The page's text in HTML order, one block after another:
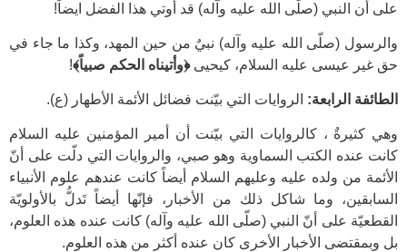
على أن النبي (صلّى الله عليه وآله) قد أوتي هذا الفضل ايضاً!
والرسول (صلّى الله عليه وآله) نبيٌ من حين المهد، وكذا ما جاء في
حق غير عيسى عليه السلام، كيحيى﴿وأتيناه الحكم صبياً﴾!
الطائفة الرابعة: الروايات التي بيّنت فضائل الأئمة الأطهار (ع).
وهي كثيرةٌ ، كالروايات التي بيّنت أن أمير المؤمنين عليه السلام
كانت عنده الكتب السماوية وهو صبي، والروايات التي دلّت على أنّ
الأئمة من ولده عليه وعليهم السلام أيضاً كانت عندهم علوم الأنبياء
السابقين، وما شاكل ذلك من الأخبار، فإنّها أيضاً تَدلُّ بالأولويّة
القطعيّة على أنّ النبي (صلّى الله عليه وآله) كانت عنده هذه العلوم،
بل وبمقتضى الأخبار الأخرى كان عنده أكثر من هذه العلوم.